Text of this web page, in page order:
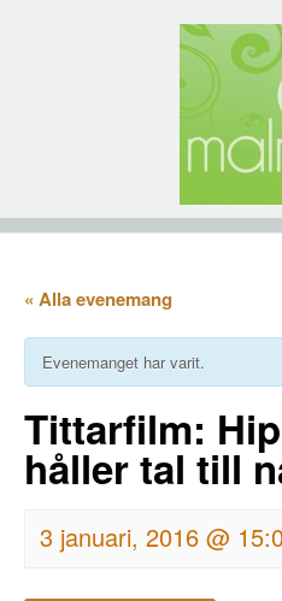
« Alla evenemang
Evenemanget har varit.
Tittarfilm:
håller tal till
3 januari, 2016 @